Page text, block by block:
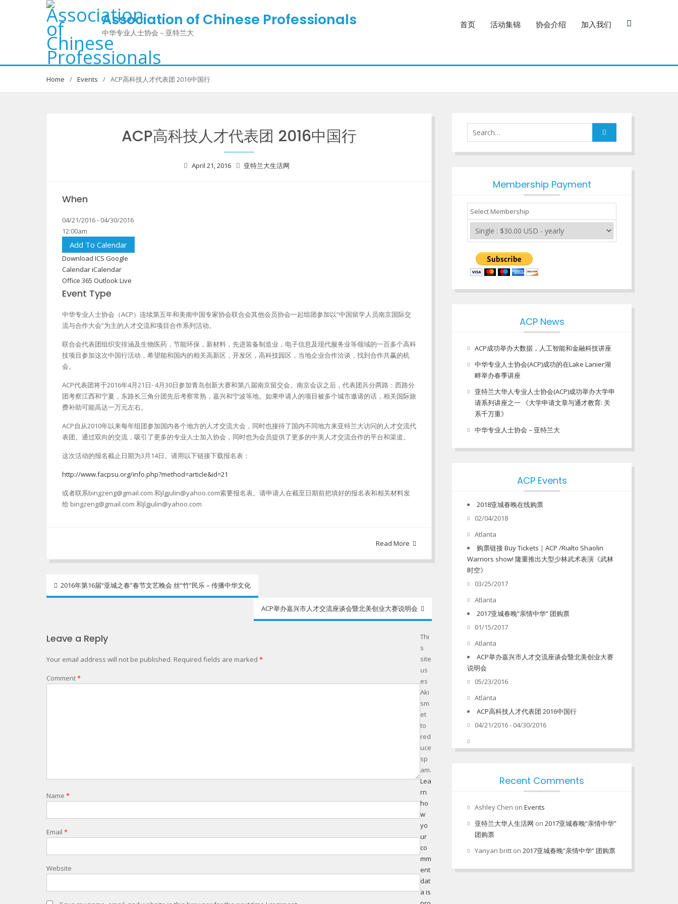
Association of Chinese Professionals
中华专业人士协会－亚特兰大
首页 活动集锦 协会介绍 加入我们
Home Events ACP高科技人才代表团 2016中国行
ACP高科技人才代表团 2016中国行
April 21, 2016 亚特兰大生活网
When
04/21/2016 - 04/30/2016
12:00am
Add To Calendar
Download ICS Google
CalendariCalendar
Office 365 Outlook Live
Event Type
中华专业人士协会（ACP）连续第五年和美南中国专家协会联合会其他会员协会一起组团参加以“中国留学人员南京国际交
流与合作大会”为主的人才交流和项目合作系列活动。
联合会代表团组织安排涵及生物医药，节能环保，新材料，先进装备制造业，电子信息及现代服务业等领域的一百多个高科
技项目参加这次中国行活动，希望能和国内的相关高新区，开发区，高科技园区，当地企业合作洽谈，找到合作共赢的机
会。
ACP代表团将于2016年4月21日- 4月30日参加青岛创新大赛和第八届南京留交会。南京会议之后，代表团兵分两路：西路分
团考察江西和宁夏，东路长三角分团先后考察常熟，嘉兴和宁波等地。如果申请人的项目被多个城市邀请的话，相关国际旅
费补助可能高达一万元左右。
ACP自从2010年以来每年组团参加国内各个地方的人才交流大会，同时也接待了国内不同地方来亚特兰大访问的人才交流代
表团。通过双向的交流，吸引了更多的专业人士加入协会，同时也为会员提供了更多的中美人才交流合作的平台和渠道。
这次活动的报名截止日期为3月14日。请用以下链接下载报名表：
http://www.facpsu.org/info.php?method=article&id=21
或者联系bingzeng@gmail.com 和jlgjulin@yahoo.com索要报名表。请申请人在截至日期前把填好的报名表和相关材料发
给 bingzeng@gmail.com 和jlgjulin@yahoo.com
Read More
Post
navigation
2016年第16届“亚城之春”春节文艺晚会 丝“竹”民乐 – 传播中华文化
ACP举办嘉兴市人才交流座谈会暨北美创业大赛说明会
Leave a Reply
Your email address will not be published. Required fields are marked *
Comment*
Name *
Email *
Website
Thi
s
site
us
es
Aki
sm
et
to
red
uce
sp
am.
Lea
rn
ho
w
yo
ur
co
mm
ent
dat
a is
Search
for:
Membership Payment
Select Membership
ACP News
ACP成功举办大数据，人工智能和金融科技讲座
中华专业人士协会(ACP)成功的在Lake Lanier湖
畔举办春季讲座
亚特兰大华人专业人士协会(ACP)成功举办大学申
请系列讲座之一 《大学申请文章与通才教育: 关
系千万重》
中华专业人士协会－亚特兰大
ACP Events
2018亚城春晚在线购票
02/04/2018
Atlanta
购票链接 Buy Tickets｜ACP /Rialto Shaolin
Warriors show! 隆重推出大型少林武术表演《武林
时空》
03/25/2017
Atlanta
2017亚城春晚“亲情中华” 团购票
01/15/2017
Atlanta
ACP举办嘉兴市人才交流座谈会暨北美创业大赛
说明会
05/23/2016
Atlanta
ACP高科技人才代表团 2016中国行
04/21/2016 - 04/30/2016
Recent Comments
Ashley Chen on Events
亚特兰大华人生活网 on 2017亚城春晚“亲情中华”
团购票
Yanyan britt on 2017亚城春晚“亲情中华” 团购票